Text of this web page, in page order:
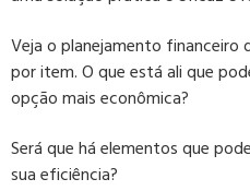
Veja o planejamento financeiro
por item. O que está ali que
opção mais econômica?
Será que há elementos que
sua eficiência?